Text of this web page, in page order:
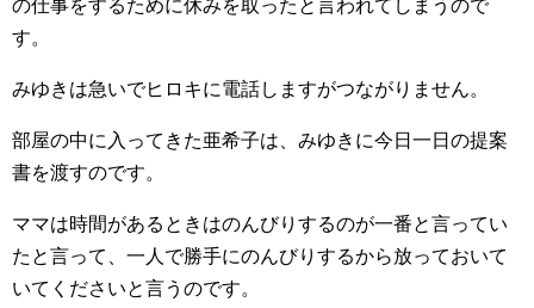
の仕事をするために休みを取ったと言われてしまうので
す。
みゆきは急いでヒロキに電話しますがつながりません。
部屋の中に入ってきた亜希子は、みゆきに今日一日の提案
書を渡すのです。
ママは時間があるときはのんびりするのが一番と言ってい
たと言って、一人で勝手にのんびりするから放っておいて
いてくださいと言うのです。